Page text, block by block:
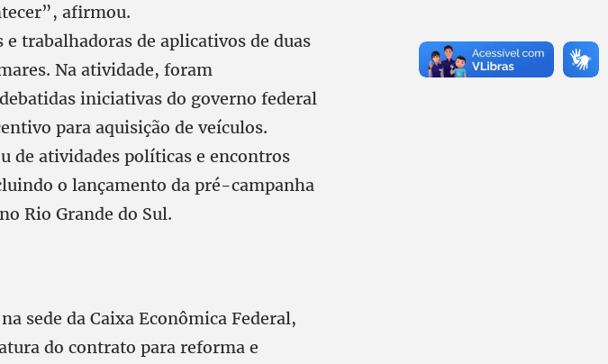
afirmou.
trabalhadoras de aplicativos de duas
Na atividade, foram
iniciativas do governo federal
para aquisição de veículos.
de atividades políticas e encontros
o lançamento da pré-campanha
Rio Grande do Sul.
sede da Caixa Econômica Federal,
do contrato para reforma e